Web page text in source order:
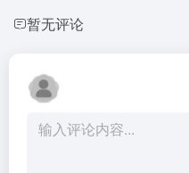
暂无评论